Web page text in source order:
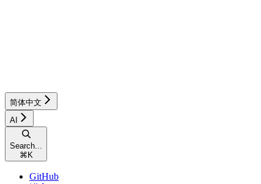
简体中文
AI
Search...
⌘ K
GitHub